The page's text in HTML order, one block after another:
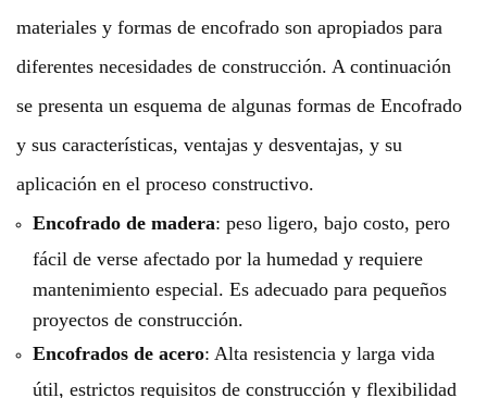
materiales y formas de encofrado son apropiados para
diferentes necesidades de construcción. A continuación
se presenta un esquema de algunas formas de Encofrado
y sus características, ventajas y desventajas, y su
aplicación en el proceso constructivo.
Encofrado de madera: peso ligero, bajo costo, pero
fácil de verse afectado por la humedad y requiere
mantenimiento especial. Es adecuado para pequeños
proyectos de construcción.
Encofrados de acero: Alta resistencia y larga vida
útil, estrictos requisitos de construcción y flexibilidad